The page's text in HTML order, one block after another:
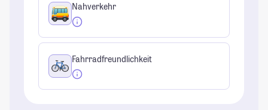
Nahverkehr
Fahrradfreundlichkeit